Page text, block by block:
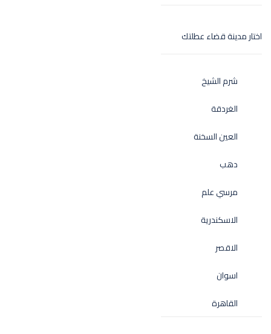
اختار مدينة قضاء عطلتك
شرم الشيخ
الغردقة
العين السخنة
دهب
مرسي علم
الاسكندرية
الاقصر
اسوان
القاهرة